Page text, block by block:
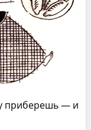
приберешь — и